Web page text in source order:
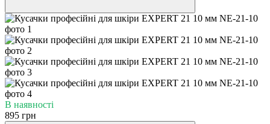
В наявності
895 грн